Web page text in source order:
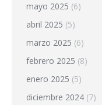
mayo 2025 (6)
abril 2025 (5)
marzo 2025 (6)
febrero 2025 (8)
enero 2025 (5)
diciembre 2024 (7)